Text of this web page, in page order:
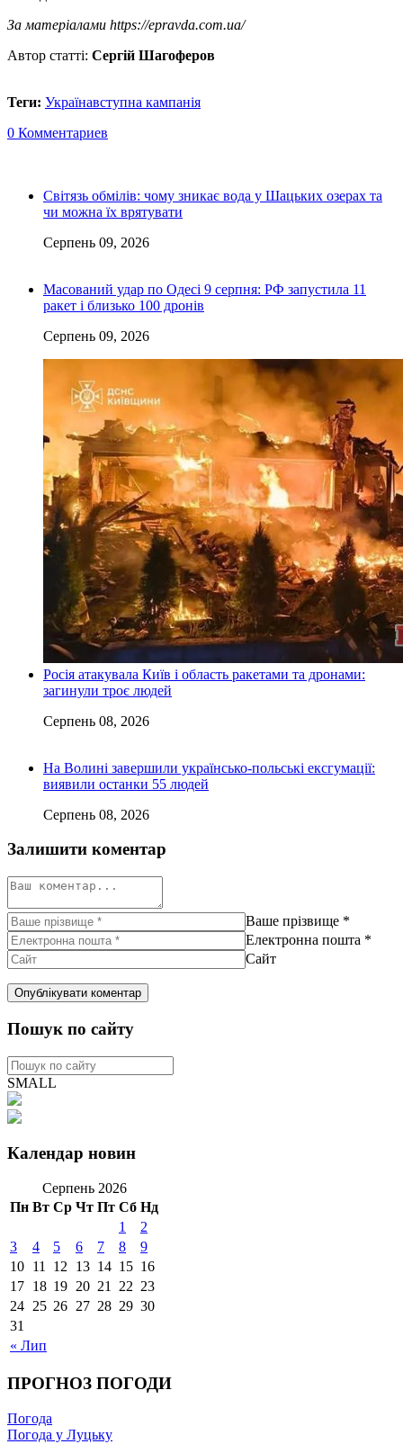
За матеріалами https://epravda.com.ua/
Автор статті: Сергій Шагоферов
Теги: Українавступна кампанія
0 Комментариев
Світязь обмілів: чому зникає вода у Шацьких озерах та
чи можна їх врятувати
Серпень 09, 2026
Масований удар по Одесі 9 серпня: РФ запустила 11
ракет і близько 100 дронів
Серпень 09, 2026
Росія атакувала Київ і область ракетами та дронами:
загинули троє людей
Серпень 08, 2026
На Волині завершили українсько-польські ексгумації:
виявили останки 55 людей
Серпень 08, 2026
Залишити коментар
Ваше прізвище *
Електронна пошта *
Сайт
Пошук по сайту
SMALL
Календар новин
Серпень 2026
Пн Вт Ср Чт Пт Сб Нд
« Лип
1
2
3
4 5 6 7 8
9
10 11 12 13 14 15 16
17 18 19 20 21 22 23
24 25 26 27 28 29 30
31
ПРОГНОЗ ПОГОДИ
Погода
Погода у Луцьку